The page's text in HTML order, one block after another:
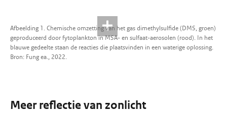
Afbeelding 1. Chemische omzetting van het gas dimethylsulfide (DMS, groen)
geproduceerd door fytoplankton in MSA- en sulfaat-aerosolen (rood). In het
blauwe gedeelte staan de reacties die plaatsvinden in een waterige oplossing.
Bron: Fung ea., 2022.
Meer reflectie van zonlicht